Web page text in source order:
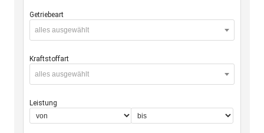
Getriebeart
alles ausgewählt
Kraftstoffart
alles ausgewählt
Leistung